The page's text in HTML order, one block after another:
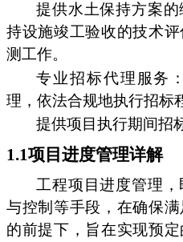
提供水土保持方案
持设施竣工验收的技术
测工作。
专业招标代理服务
理，依法合规地执行招标
提供项目执行期间招
1.1项目进度管理详解
工程项目进度管理
与控制等手段，在确保
的前提下，旨在实现预